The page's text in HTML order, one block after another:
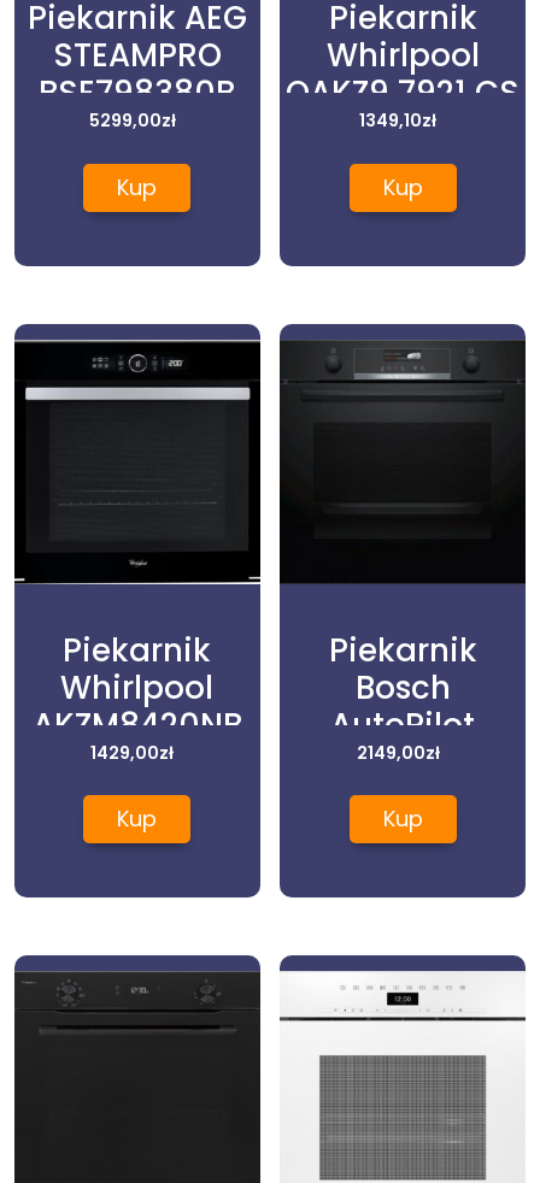
Piekarnik AEG
STEAMPRO
BSE798380B
5299,00zł
Kup
Piekarnik
Whirlpool
OAKZ9 7921 CS
NB
1349,10zł
Kup
Piekarnik
Whirlpool
AKZM8420NB
1429,00zł
Kup
Piekarnik
Bosch
AutoPilot
HBG539EB0
2149,00zł
Kup